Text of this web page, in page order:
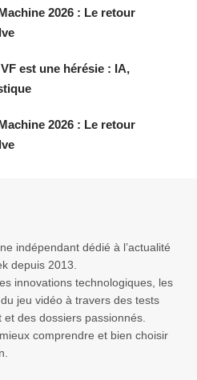
2026 : Le retour
est une hérésie : IA,
2026 : Le retour
indépendant dédié à l’actualité
depuis 2013.
innovations technologiques, les
jeu vidéo à travers des tests
et des dossiers passionnés.
comprendre et bien choisir